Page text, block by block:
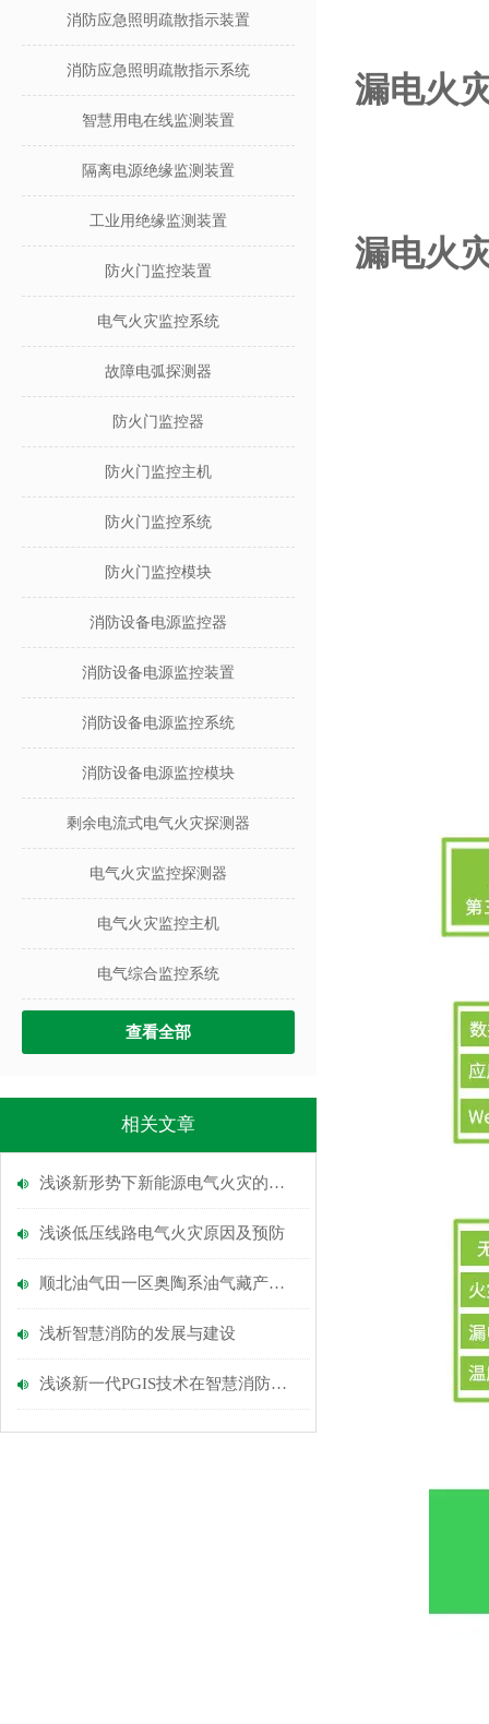
消防应急照明疏散指示装置
消防应急照明疏散指示系统
智慧用电在线监测装置
隔离电源绝缘监测装置
工业用绝缘监测装置
防火门监控装置
电气火灾监控系统
故障电弧探测器
防火门监控器
防火门监控主机
防火门监控系统
防火门监控模块
消防设备电源监控器
消防设备电源监控装置
消防设备电源监控系统
消防设备电源监控模块
剩余电流式电气火灾探测器
电气火灾监控探测器
电气火灾监控主机
电气综合监控系统
查看全部
相关文章
浅谈新形势下新能源电气火灾的预防方法
浅谈低压线路电气火灾原因及预防
顺北油气田一区奥陶系油气藏产能建设项目的应用
浅析智慧消防的发展与建设
浅谈新一代PGIS技术在智慧消防中的创新应用
漏电火
漏电火